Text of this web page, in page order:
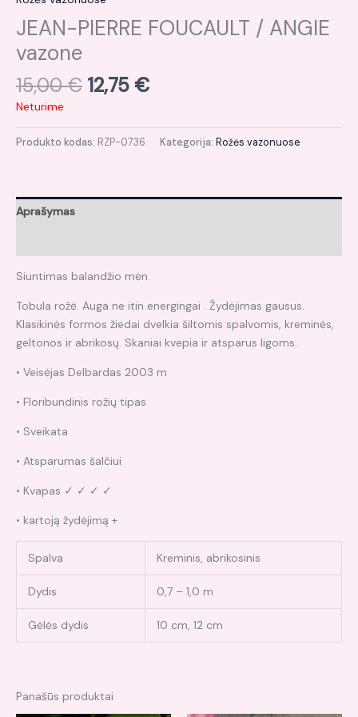
JEAN-PIERRE FOUCAULT / ANGIE
vazone
15,00€ 12,75 €
Neturime
Produkto kodas: RZP-0736 Kategorija: Rožės vazonuose
Aprašymas
Siuntimas balandžio mėn.
Tobula rožė. Auga ne itin energingai . Žydėjimas gausus.
Klasikinės formos žiedai dvelkia šiltomis spalvomis, kreminės,
geltonos ir abrikosų. Skaniai kvepia ir atsparus ligoms.
• Veisėjas Delbardas 2003 m
• Floribundinis rožių tipas
• Sveikata
• Atsparumas šalčiui
• Kvapas ✓ ✓ ✓ ✓
• kartoją žydėjimą +
Spalva Kreminis, abrikosinis
Dydis 0,7 – 1,0 m
Gėlės dydis 10 cm, 12 cm
Panašūs produktai